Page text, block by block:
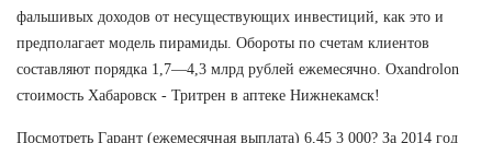
фальшивых доходов от несуществующих инвестиций, как это и
предполагает модель пирамиды. Обороты по счетам клиентов
составляют порядка 1,7—4,3 млрд рублей ежемесячно. Oxandrolon
стоимость Хабаровск - Тритрен в аптеке Нижнекамск!
Посмотреть Гарант (ежемесячная выплата) 6,45 3 000? За 2014 год